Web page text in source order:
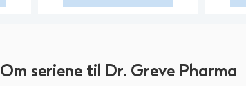
Om seriene til Dr. Greve Pharma